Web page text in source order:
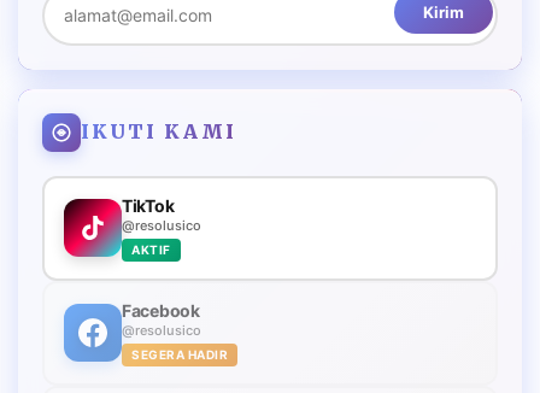
Kirim
IKUTI KAMI
TikTok
@resolusico
AKTIF
Facebook
@resolusico
SEGERA HADIR